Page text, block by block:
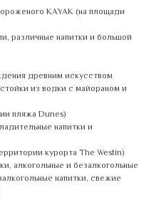
KAYAK (на площади
различные напитки и большой
древним искусством
из водки с майораном и
пляжа Dunes)
напитки и
курорта The Westin)
алкогольные и безалкогольные
напитки, свежие